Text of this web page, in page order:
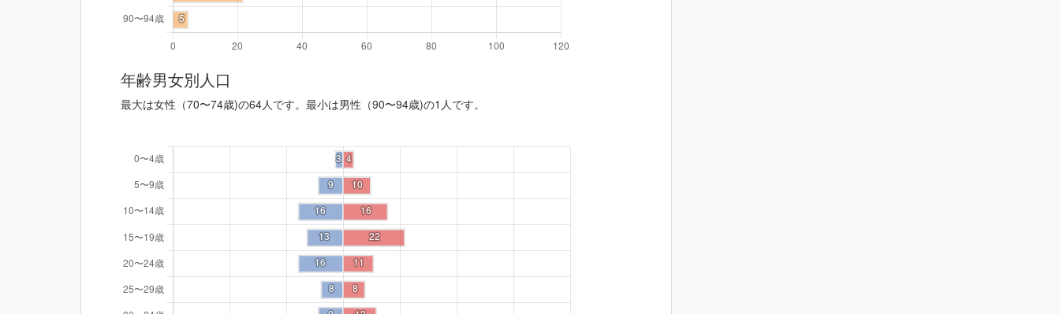
年齢男女別人口
最大は女性（70〜74歳)の64人です。最小は男性（90〜94歳)の1人です。